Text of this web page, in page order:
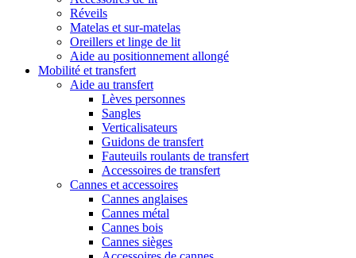
Réveils
Matelas et sur-matelas
Oreillers et linge de lit
Aide au positionnement allongé
Mobilité et transfert
Aide au transfert
Lèves personnes
Sangles
Verticalisateurs
Guidons de transfert
Fauteuils roulants de transfert
Accessoires de transfert
Cannes et accessoires
Cannes anglaises
Cannes métal
Cannes bois
Cannes sièges